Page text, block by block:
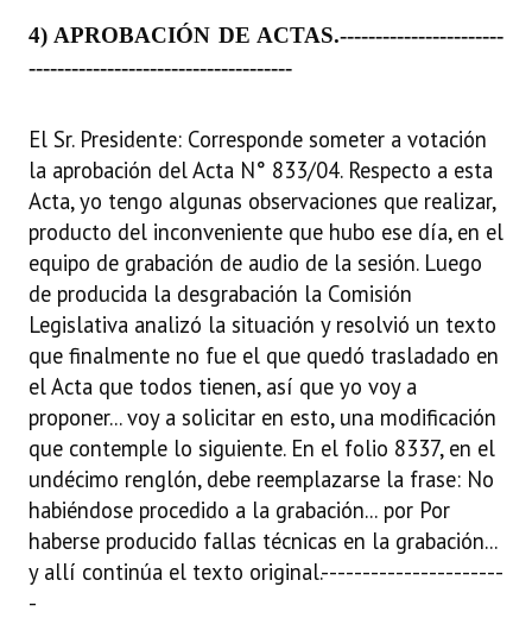
4) APROBACIÓN DE ACTAS.-----------------------
-------------------------------------
El Sr. Presidente: Corresponde someter a votación
la aprobación del Acta N° 833/04. Respecto a esta
Acta, yo tengo algunas observaciones que realizar,
producto del inconveniente que hubo ese día, en el
equipo de grabación de audio de la sesión. Luego
de producida la desgrabación la Comisión
Legislativa analizó la situación y resolvió un texto
que finalmente no fue el que quedó trasladado en
el Acta que todos tienen, así que yo voy a
proponer... voy a solicitar en esto, una modificación
que contemple lo siguiente. En el folio 8337, en el
undécimo renglón, debe reemplazarse la frase: No
habiéndose procedido a la grabación... por Por
haberse producido fallas técnicas en la grabación...
y allí continúa el texto original.----------------------
-